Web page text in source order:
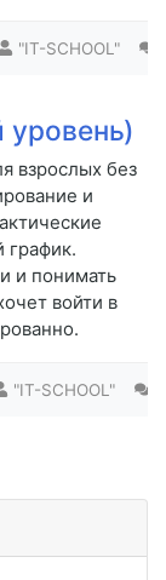
"IT-SCHOOL"
уровень)
взрослых без
и
график.
и понимать
войти в
"IT-SCHOOL"